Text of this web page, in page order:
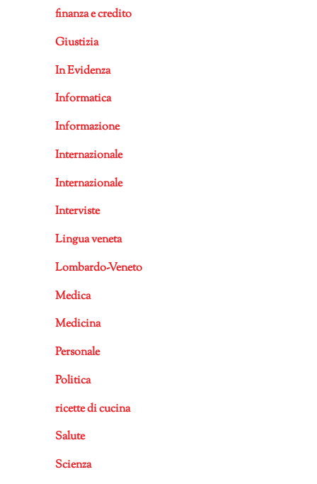
finanza e credito
Giustizia
In Evidenza
Informatica
Informazione
Internazionale
Internazionale
Interviste
Lingua veneta
Lombardo-Veneto
Medica
Medicina
Personale
Politica
ricette di cucina
Salute
Scienza